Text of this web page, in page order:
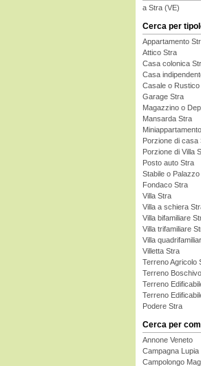
a Stra (VE)
Cerca per
Appartamento
Attico Stra
Casa colonica
Casa
Casale o Rustico
Garage Stra
Magazzino o
Mansarda Stra
Porzione di casa
Porzione di Villa
Posto auto Stra
Stabile o
Fondaco Stra
Villa Stra
Villa a schiera
Villa bifamiliare
Villa trifamiliare
Villa
Villetta Stra
Terreno Agricolo
Terreno
Terreno
Terreno
Podere Stra
Cerca per
Annone Veneto
Campagna Lupia
Campolongo